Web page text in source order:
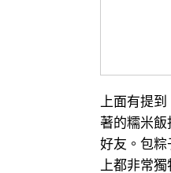
上面有提
著的糯米
好友。包
上都非常獨